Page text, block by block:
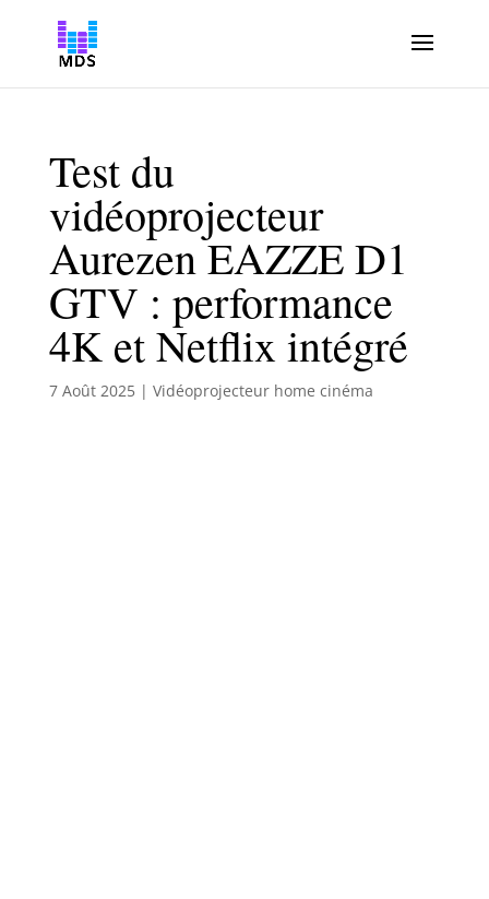
Test du
vidéoprojecteur
Aurezen EAZZE D1
GTV : performance
4K et Netflix intégré
7 Août 2025| Vidéoprojecteur home cinéma